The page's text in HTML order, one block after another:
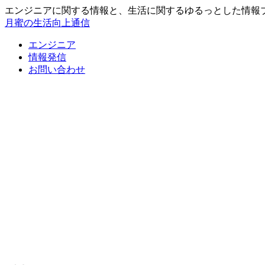
エンジニアに関する情報と、生活に関するゆるっとした情報
月蜜の生活向上通信
エンジニア
情報発信
お問い合わせ